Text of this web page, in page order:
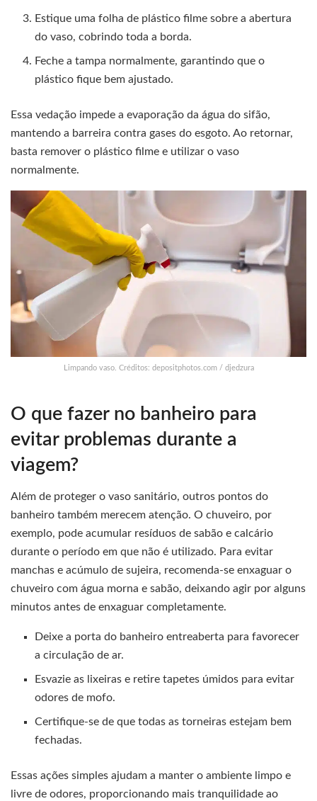
Estique uma folha de plástico filme sobre a abertura
do vaso, cobrindo toda a borda.
Feche a tampa normalmente, garantindo que o
plástico fique bem ajustado.
Essa vedação impede a evaporação da água do sifão,
mantendo a barreira contra gases do esgoto. Ao retornar,
basta remover o plástico filme e utilizar o vaso
normalmente.
Limpando vaso. Créditos: depositphotos.com / djedzura
O que fazer no banheiro para
evitar problemas durante a
viagem?
Além de proteger o vaso sanitário, outros pontos do
banheiro também merecem atenção. O chuveiro, por
exemplo, pode acumular resíduos de sabão e calcário
durante o período em que não é utilizado. Para evitar
manchas e acúmulo de sujeira, recomenda-se enxaguar o
chuveiro com água morna e sabão, deixando agir por alguns
minutos antes de enxaguar completamente.
Deixe a porta do banheiro entreaberta para favorecer
a circulação de ar.
Esvazie as lixeiras e retire tapetes úmidos para evitar
odores de mofo.
Certifique-se de que todas as torneiras estejam bem
fechadas.
Essas ações simples ajudam a manter o ambiente limpo e
livre de odores, proporcionando mais tranquilidade ao